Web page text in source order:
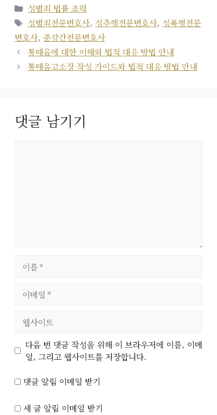
카
테
고
리
성범죄 법률 조력
태
그
성범죄전문변호사, 성추행전문변호사, 성폭행전문
변호사, 준강간전문변호사
통매음에 대한 이해와 법적 대응 방법 안내
통매음고소장 작성 가이드와 법적 대응 방법 안내
댓글 남기기
트
다음 번 댓글 작성을 위해 이 브라우저에 이름, 이메
일, 그리고 웹사이트를 저장합니다.
댓글 알림 이메일 받기
새 글 알림 이메일 받기